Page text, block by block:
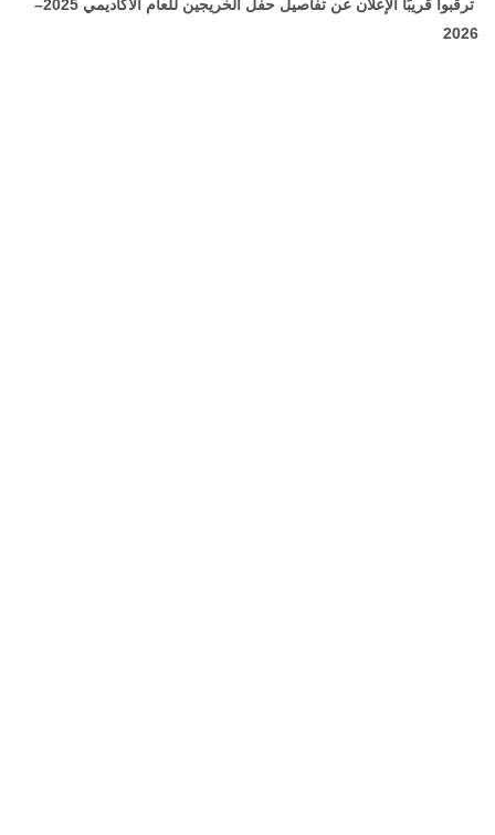
ترقبوا قريبًا الإعلان عن تفاصيل حفل الخريجين للعام الأكاديمي 2025–
2026